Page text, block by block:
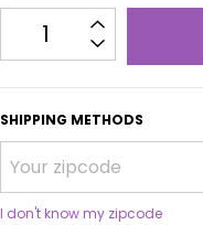
SHIPPING METHODS
I don't know my zipcode